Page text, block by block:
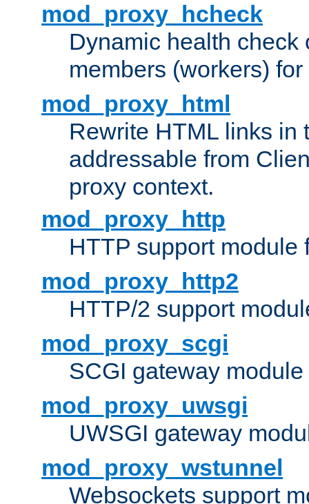
mod_proxy_hcheck
Dynamic health check
members (workers) for
mod_proxy_html
Rewrite HTML links in
addressable from
proxy context.
mod_proxy_http
HTTP support module
mod_proxy_http2
HTTP/2 support
mod_proxy_scgi
SCGI gateway
mod_proxy_uwsgi
UWSGI gateway
mod_proxy_wstunnel
Websockets support